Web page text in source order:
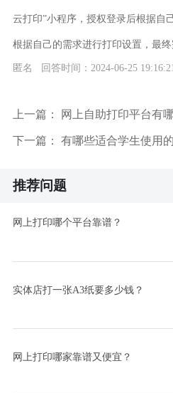
云打印”小程序，授权登录后根据自
根据自己的需求进行打印设置，最终
匿名 回答时间：2024-06-25
上一篇： 网上自助打印平台有
下一篇： 有哪些适合学生使用
推荐问题
网上打印哪个平台靠谱？
实体店打一张A3纸要多少钱？
网上打印哪家靠谱又便宜？